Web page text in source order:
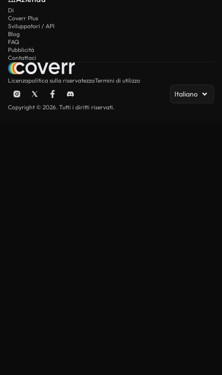
Di
Coverr Plus
Sviluppatori / API
Blog
FAQ
Pubblicità
Contattaci
Licenzapolitica sulla riservatezzaTermini di utilizzo
Italiano
Copyright © 2026. Tutti i diritti riservati.